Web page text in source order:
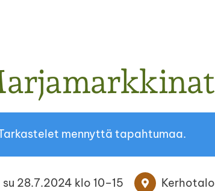
ry logo
mennyttä tapahtumaa.
su 28.7.2024 klo 10–15
Kerhotalo